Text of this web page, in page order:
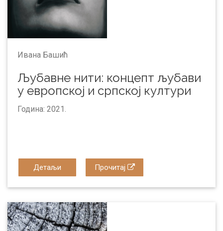
Ивана Башић
Љубавне нити: концепт љубави
у европској и српској култури
Година: 2021.
Детаљи Прочитај